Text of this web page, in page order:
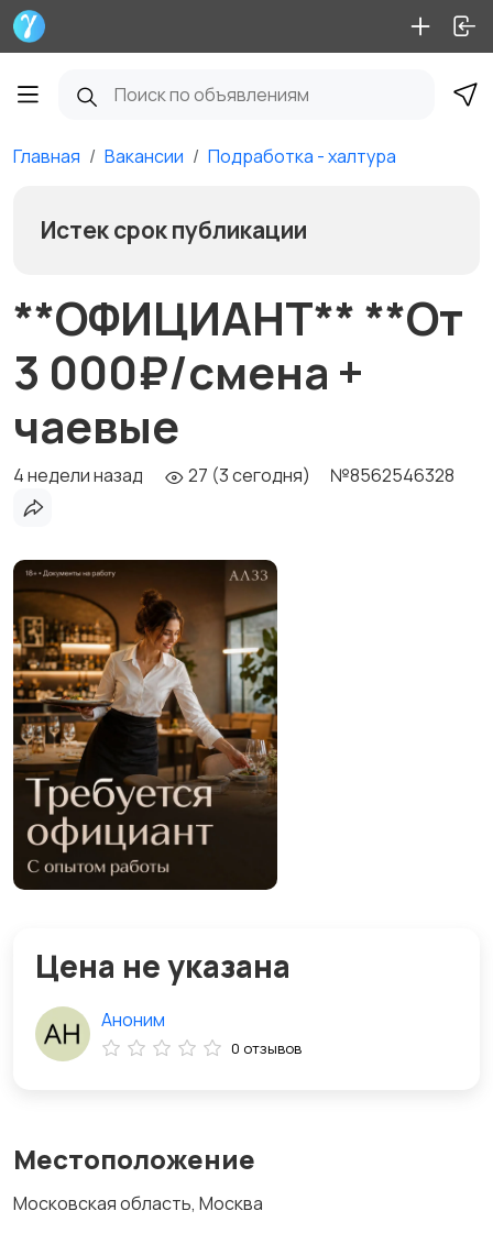
Главная Вакансии Подработка - халтура
Истек срок публикации
**ОФИЦИАНТ** **От
3 000₽/смена +
чаевые
4 недели назад 27 (3 сегодня) №8562546328
Местоположение
Московская область, Москва
Цена не указана
Аноним
0 отзывов